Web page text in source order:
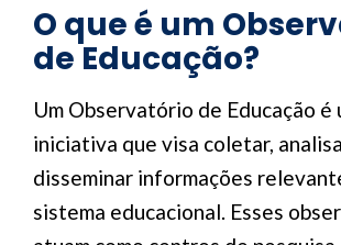
O que é um
de Educação?
Um Observatório de Educação é
iniciativa que visa coletar,
disseminar informações
sistema educacional. Esses